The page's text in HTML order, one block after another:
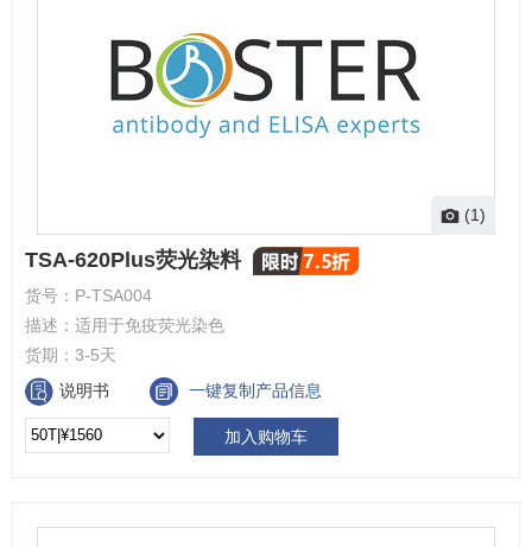
(1)
TSA-620Plus荧光染料
货号： P-TSA004
描述： 适用于免疫荧光染色
货期： 3-5天
说明书
一键复制产品信息
加入购物车